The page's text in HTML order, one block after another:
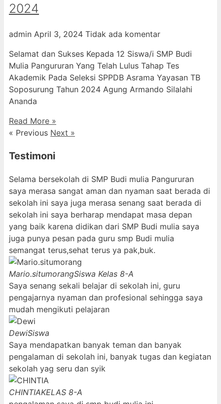
2024
admin April 3, 2024 Tidak ada komentar
Selamat dan Sukses Kepada 12 Siswa/i SMP Budi
Mulia Pangururan Yang Telah Lulus Tahap Tes
Akademik Pada Seleksi SPPDB Asrama Yayasan TB
Soposurung Tahun 2024 Agung Armando Silalahi
⁠Ananda
Read More »
« Previous Next »
Testimoni
Selama bersekolah di SMP Budi mulia Pangururan
saya merasa sangat aman dan nyaman saat berada di
sekolah ini saya juga merasa senang saat berada di
sekolah ini saya berharap mendapat masa depan
yang baik karena didikan dari SMP Budi mulia saya
juga punya pesan pada guru smp Budi mulia
semangat terus,sehat terus ya pak,buk.
Mario.situmorangSiswa Kelas 8-A
Saya senang sekali belajar di sekolah ini, guru
pengajarnya nyaman dan profesional sehingga saya
mudah mengikuti pelajaran
DewiSiswa
Saya mendapatkan banyak teman dan banyak
pengalaman di sekolah ini, banyak tugas dan kegiatan
sekolah yag seru dan syik
CHINTIAKELAS 8-A